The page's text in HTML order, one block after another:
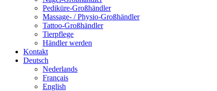
Pediküre-Großhändler
Massage- / Physio-Großhändler
Tattoo-Großhändler
Tierpflege
Händler werden
Kontakt
Deutsch
Nederlands
Français
English